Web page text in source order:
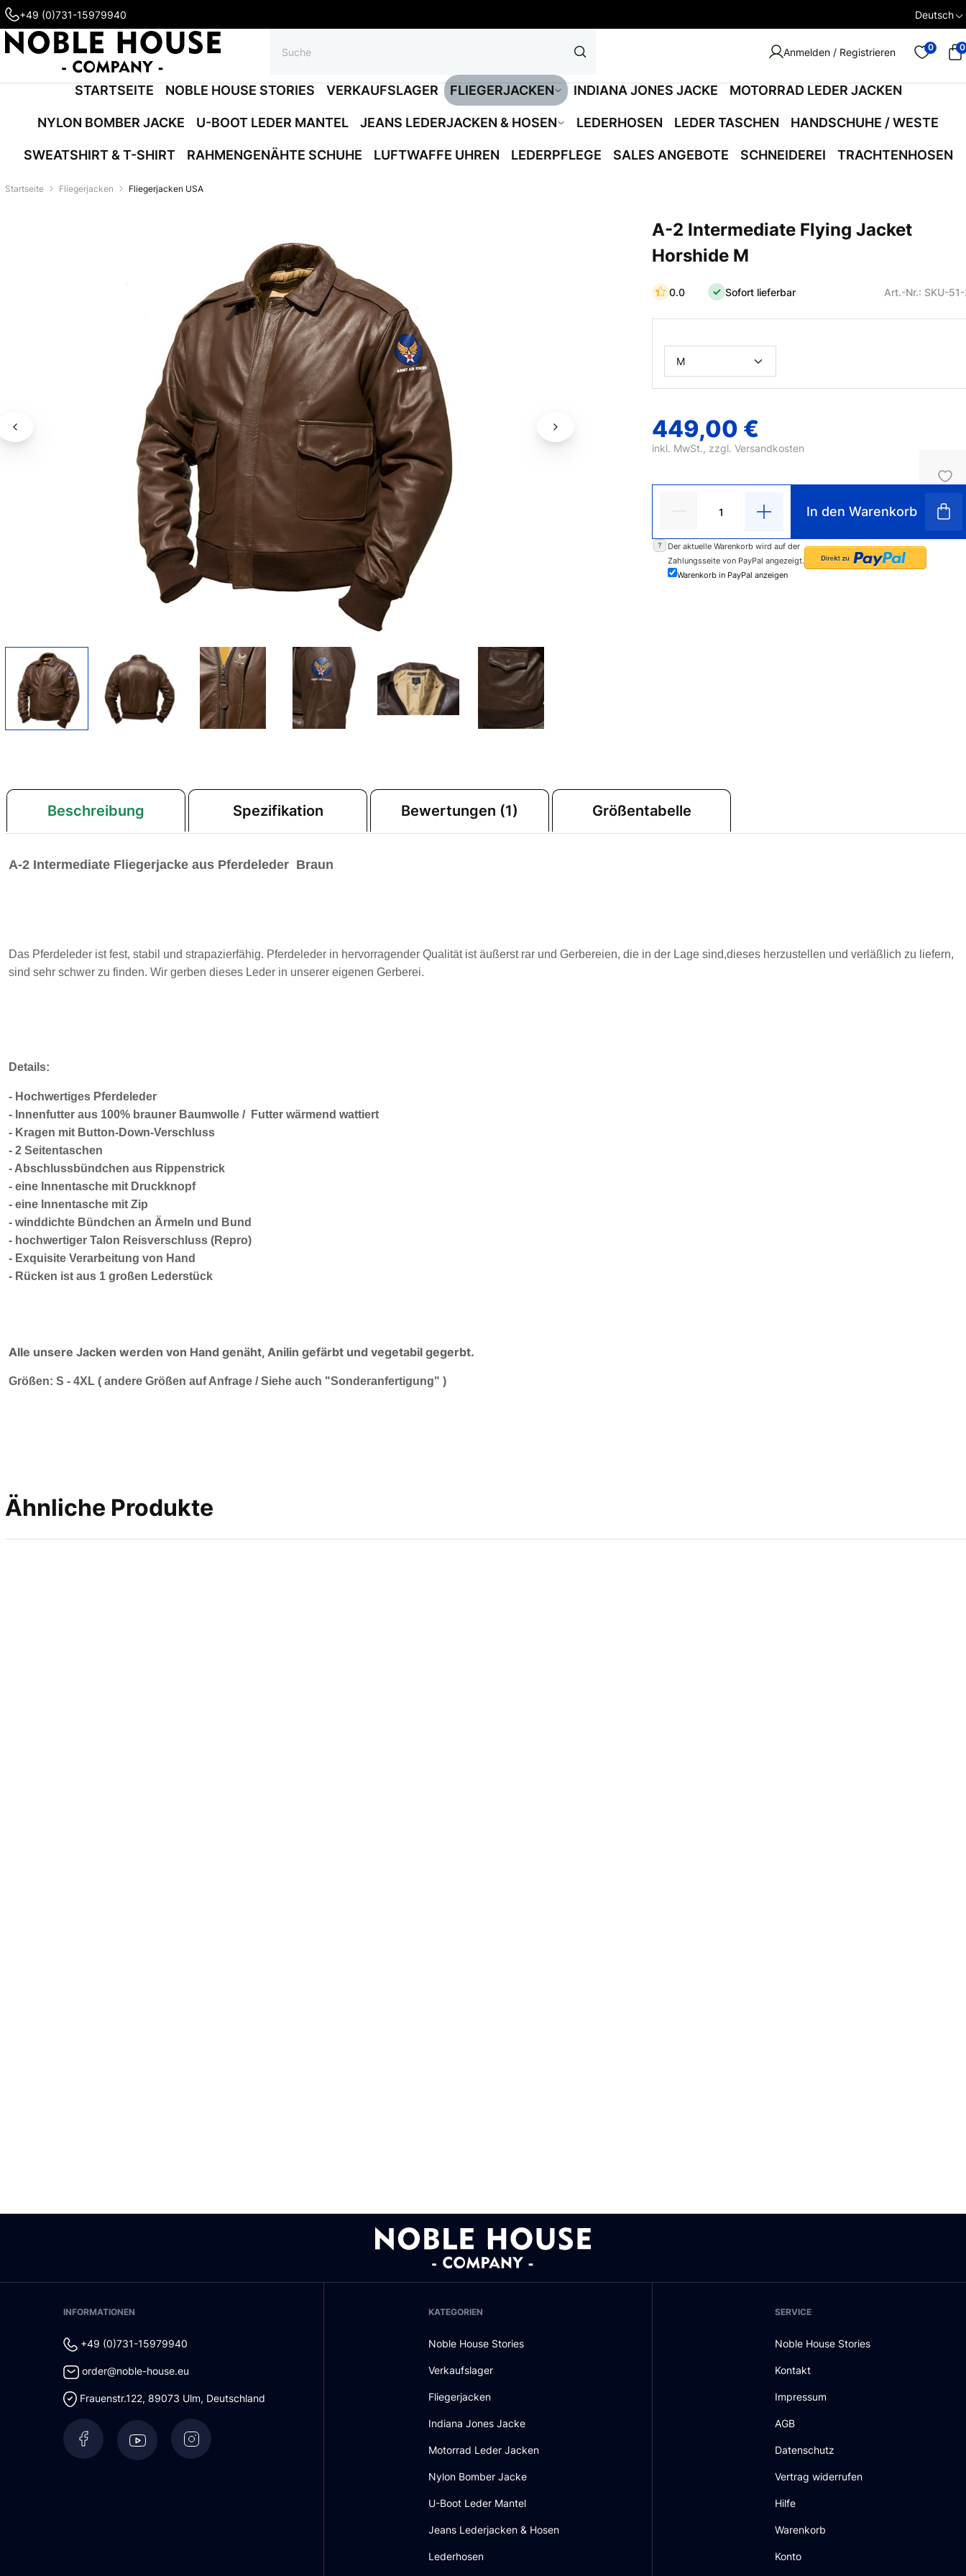
+49 (0)731-15979940 Deutsch
Anmelden / Registrieren 0 0
STARTSEITE NOBLE HOUSE STORIES VERKAUFSLAGER FLIEGERJACKEN INDIANA JONES JACKE MOTORRAD LEDER JACKEN
NYLON BOMBER JACKE U-BOOT LEDER MANTEL JEANS LEDERJACKEN & HOSEN LEDERHOSEN LEDER TASCHEN HANDSCHUHE / WESTE
SWEATSHIRT & T-SHIRT RAHMENGENÄHTE SCHUHE LUFTWAFFE UHREN LEDERPFLEGE SALES ANGEBOTE SCHNEIDEREI TRACHTENHOSEN
Startseite Fliegerjacken Fliegerjacken USA
A-2 Intermediate Flying Jacket
Horshide M
0.0 Sofort lieferbar Art.-Nr.: SKU-
449,00 €
inkl. MwSt., zzgl.Versandkosten
In den Warenkorb
?
Der aktuelle Warenkorb wird auf der
Zahlungsseite von PayPal angezeigt.
Warenkorb in PayPal anzeigen
Beschreibung Spezifikation Bewertungen (1) Größentabelle
A-2 Intermediate Fliegerjacke aus Pferdeleder Braun
Das Pferdeleder ist fest, stabil und strapazierfähig. Pferdeleder in hervorragender Qualität ist äußerst rar und Gerbereien, die in der Lage sind,dieses herzustellen und verläßlich zu liefern,
sind sehr schwer zu finden. Wir gerben dieses Leder in unserer eigenen Gerberei.
Details:
- Hochwertiges Pferdeleder
- Innenfutter aus 100% brauner Baumwolle / Futter wärmend wattiert
- Kragen mit Button-Down-Verschluss
- 2 Seitentaschen
- Abschlussbündchen aus Rippenstrick
- eine Innentasche mit Druckknopf
- eine Innentasche mit Zip
- winddichte Bündchen an Ärmeln und Bund
- hochwertiger Talon Reisverschluss (Repro)
- Exquisite Verarbeitung von Hand
- Rücken ist aus 1 großen Lederstück
Alle unsere Jacken werden von Hand genäht, Anilin gefärbt und vegetabil gegerbt.
Größen: S - 4XL ( andere Größen auf Anfrage / Siehe auch "Sonderanfertigung" )
Ähnliche Produkte
INFORMATIONEN
+49 (0)731-15979940
order@noble-house.eu
Frauenstr.122, 89073 Ulm, Deutschland
KATEGORIEN
Noble House Stories
Verkaufslager
Fliegerjacken
Indiana Jones Jacke
Motorrad Leder Jacken
Nylon Bomber Jacke
U-Boot Leder Mantel
Jeans Lederjacken & Hosen
Lederhosen
SERVICE
Noble House Stories
Kontakt
Impressum
AGB
Datenschutz
Vertrag widerrufen
Hilfe
Warenkorb
Konto